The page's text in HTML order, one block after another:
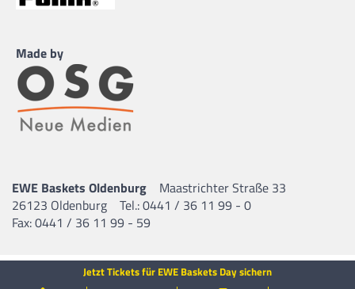
Jetzt Tickets für EWE Baskets Day sichern
Made by
EWE Baskets Oldenburg
Maastrichter Straße 33
26123 Oldenburg
Tel.: 0441 / 36 11 99 - 0
Fax: 0441 / 36 11 99 - 59